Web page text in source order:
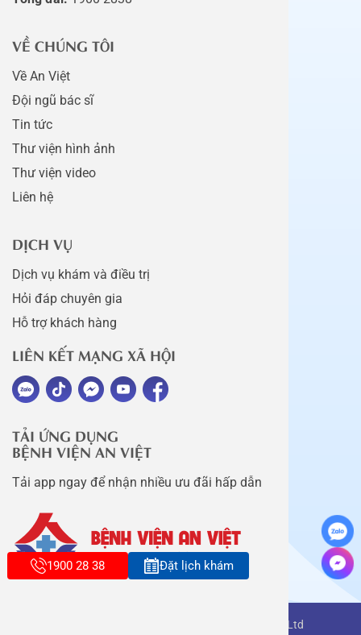
VỀ CHÚNG TÔI
Về An Việt
Đội ngũ bác sĩ
Tin tức
Thư viện hình ảnh
Thư viện video
Liên hệ
DỊCH VỤ
Dịch vụ khám và điều trị
Hỏi đáp chuyên gia
Hỗ trợ khách hàng
LIÊN KẾT MẠNG XÃ HỘI
TẢI ỨNG DỤNG
BỆNH VIỆN AN VIỆT
Tải app ngay để nhận nhiều ưu đãi hấp dẫn
Copyright belongs to An Viet Thang Long Co., Ltd
1900 28 38 Đặt lịch khám